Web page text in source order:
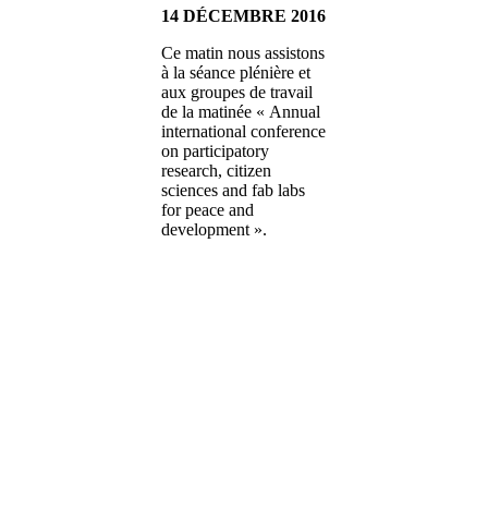
14 DÉCEMBRE 2016
Ce matin nous assistons
à la séance plénière et
aux groupes de travail
de la matinée « Annual
international conference
on participatory
research, citizen
sciences and fab labs
for peace and
development ».